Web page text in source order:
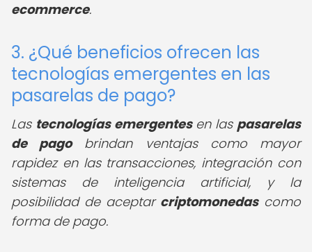
ecommerce.
3. ¿Qué beneficios ofrecen las
tecnologías emergentes en las
pasarelas de pago?
Las tecnologías emergentesen las pasarelas
de pagobrindan ventajas como mayor
rapidez en las transacciones, integración con
sistemas de inteligencia artificial, y la
posibilidad de aceptar criptomonedascomo
forma de pago.